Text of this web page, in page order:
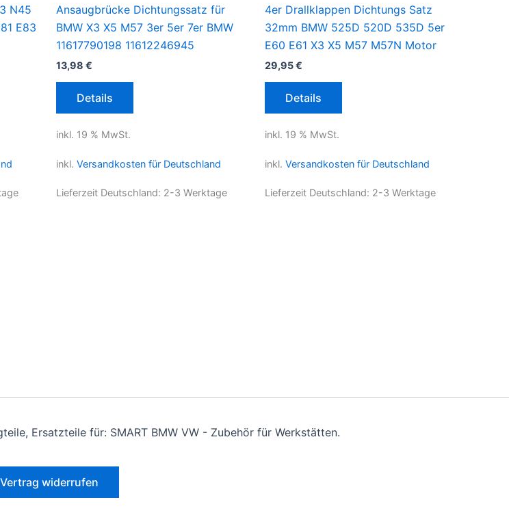
N45
E83
Ansaugbrücke Dichtungssatz für
BMW X3 X5 M57 3er 5er 7er BMW
11617790198 11612246945
13,98 €
Details
inkl. 19 % MwSt.
inkl. Versandkosten für Deutschland
Lieferzeit Deutschland: 2-3 Werktage
4er Drallklappen Dichtungs Satz
32mm BMW 525D 520D 535D 5er
E60 E61 X3 X5 M57 M57N Motor
29,95€
Details
inkl. 19 % MwSt.
inkl. Versandkosten für Deutschland
Lieferzeit Deutschland: 2-3 Werktage
Ersatzteile für: SMART BMW VW - Zubehör für Werkstätten.
Vertrag widerrufen